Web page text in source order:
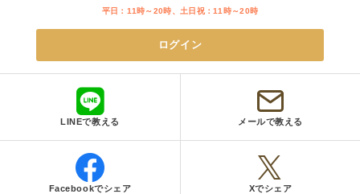
平日：11時～20時、土日祝：11時～20時
ログイン
LINEで教える メールで教える
Facebookでシェア Xでシェア